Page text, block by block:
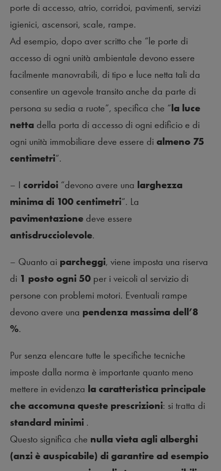
porte di accesso, atrio, corridoi, pavimenti, servizi
igienici, ascensori, scale, rampe.
Ad esempio, dopo aver scritto che “le porte di
accesso di ogni unità ambientale devono essere
facilmente manovrabili, di tipo e luce netta tali da
consentire un agevole transito anche da parte di
persona su sedia a ruote”, specifica che “la luce
netta della porta di accesso di ogni edificio e di
ogni unità immobiliare deve essere di almeno 75
centimetri“.
– I corridoi “devono avere una larghezza
minima di 100 centimetri“. La
pavimentazione deve essere
antisdrucciolevole.
– Quanto ai parcheggi, viene imposta una riserva
di 1 posto ogni 50 per i veicoli al servizio di
persone con problemi motori. Eventuali rampe
devono avere una pendenza massima dell’8
%.
Pur senza elencare tutte le specifiche tecniche
imposte dalla norma è importante quanto meno
mettere in evidenza la caratteristica principale
che accomuna queste prescrizioni: si tratta di
standard minimi .
Questo significa che nulla vieta agli alberghi
(anzi è auspicabile) di garantire ad esempio